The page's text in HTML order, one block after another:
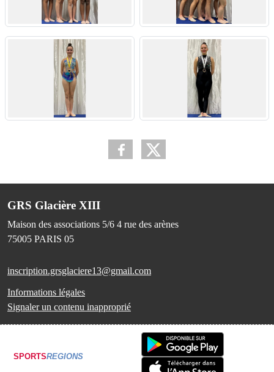
GRS Glacière XIII
Maison des associations 5/6 4 rue des arènes
75005 PARIS 05
inscription.grsglaciere13@gmail.com
Informations légales
Signaler un contenu inapproprié
SPORTSREGIONS